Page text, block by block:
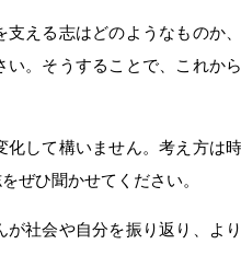
える志はどのようなものか
。そうすることで、これか
して構いません。考え方は
ぜひ聞かせてください。
社会や自分を振り返り、よ